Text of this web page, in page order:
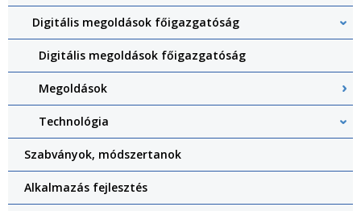
Digitális megoldások főigazgatóság
Digitális megoldások főigazgatóság
Megoldások
Technológia
Szabványok, módszertanok
Alkalmazás fejlesztés